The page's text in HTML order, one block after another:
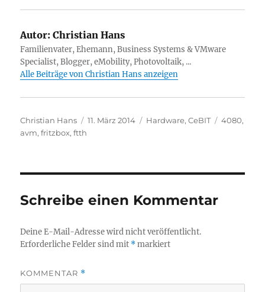
Autor: Christian Hans
Familienvater, Ehemann, Business Systems & VMware
Specialist, Blogger, eMobility, Photovoltaik, ...
Alle Beiträge von Christian Hans anzeigen
Autor
Christian Hans
Veröffentlicht
11. März 2014 Kategorien
Hardware,CeBIT 4080,
avm,fritzbox,ftth
Schreibe einen Kommentar
Deine E-Mail-Adresse wird nicht veröffentlicht.
Erforderliche Felder sind mit *markiert
KOMMENTAR *